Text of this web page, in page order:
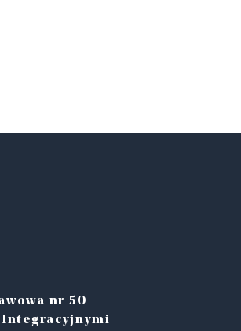
nr 50
Integracyjnymi